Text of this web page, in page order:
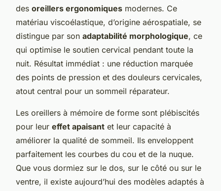
des oreillers ergonomiques modernes. Ce
matériau viscoélastique, d’origine aérospatiale, se
distingue par son adaptabilité morphologique, ce
qui optimise le soutien cervical pendant toute la
nuit. Résultat immédiat : une réduction marquée
des points de pression et des douleurs cervicales,
atout central pour un sommeil réparateur.
Les oreillers à mémoire de forme sont plébiscités
pour leur effet apaisant et leur capacité à
améliorer la qualité de sommeil. Ils enveloppent
parfaitement les courbes du cou et de la nuque.
Que vous dormiez sur le dos, sur le côté ou sur le
ventre, il existe aujourd’hui des modèles adaptés à